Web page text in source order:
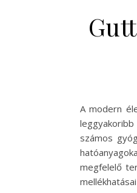
A modern
számos
megfelelő